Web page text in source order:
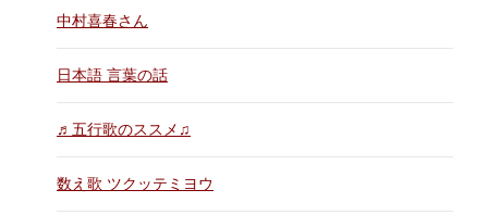
中村喜春さん
日本語 言葉の話
♬五行歌のススメ♫
数え歌 ツクッテミヨウ